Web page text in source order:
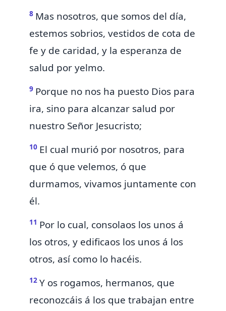
8 Mas nosotros, que somos del día,
estemos sobrios, vestidos de cota de
fe y de caridad, y la esperanza de
salud por yelmo.
9 Porque no nos ha puesto Dios para
ira, sino para alcanzar salud por
nuestro Señor Jesucristo;
10 El cual murió por nosotros, para
que ó que velemos, ó que
durmamos, vivamos juntamente con
él.
11 Por lo cual, consolaos los unos á
los otros, y edificaos los unos á los
otros, así como lo hacéis.
12 Y os rogamos, hermanos, que
reconozcáis á los que trabajan entre